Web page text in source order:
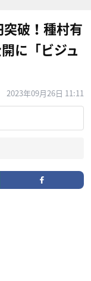
突破！種村有
に「ビジュ
2023年09月26日 11:11